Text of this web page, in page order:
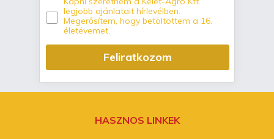
legjobb ajánlatait hírlevélben.
Megerősítem, hogy betöltöttem a 16.
életévemet.
Feliratkozom
HASZNOS LINKEK